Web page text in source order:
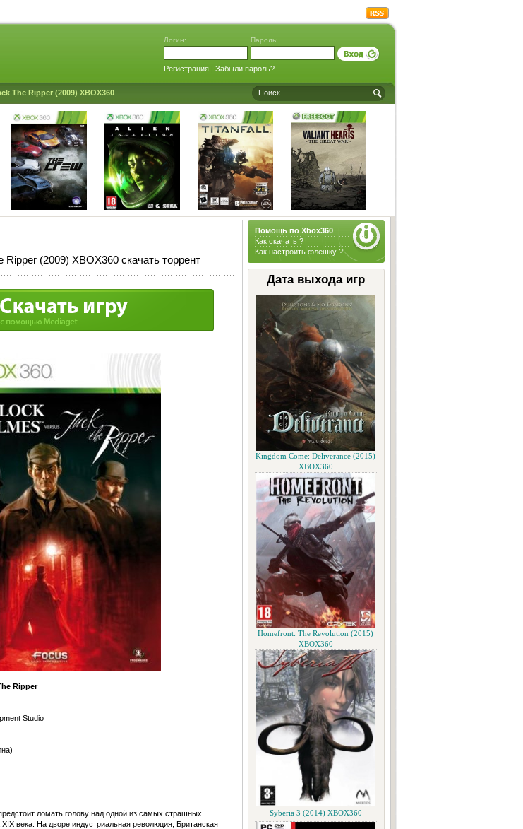
Логин: Пароль:
Регистрация| Забыли пароль?
The Ripper (2009) XBOX360
Помощь по Xbox360.
Как скачать ?
Как настроить флешку ?
Дата выхода игр
Kingdom Come: Deliverance (2015)
XBOX360
Homefront: The Revolution (2015)
XBOX360
Syberia 3 (2014) XBOX360
(2009) XBOX360 скачать торрент
Ripper
Studio
ломать голову над одной из самых страшных
века. На дворе индустриальная революция, Британская